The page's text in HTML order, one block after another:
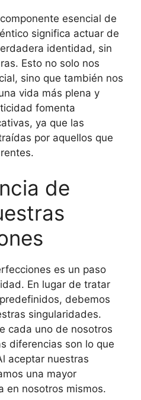
esencial de
significa actuar de
identidad, sin
Esto no solo nos
sino que también nos
vida más plena y
fomenta
ya que las
por aquellos que
de
es un paso
En lugar de tratar
debemos
singularidades.
cada uno de nosotros
diferencias son lo que
aceptar nuestras
una mayor
en nosotros mismos.